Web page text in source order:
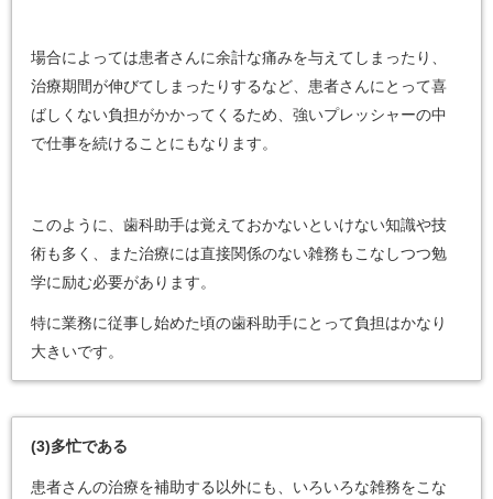
場合によっては患者さんに余計な痛みを与えてしまったり、
治療期間が伸びてしまったりするなど、患者さんにとって喜
ばしくない負担がかかってくるため、強いプレッシャーの中
で仕事を続けることにもなります。
このように、歯科助手は覚えておかないといけない知識や技
術も多く、また治療には直接関係のない雑務もこなしつつ勉
学に励む必要があります。
特に業務に従事し始めた頃の歯科助手にとって負担はかなり
大きいです。
(3)多忙である
患者さんの治療を補助する以外にも、いろいろな雑務をこな